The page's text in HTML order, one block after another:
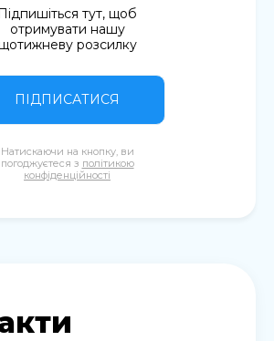
тут, щоб
отримувати нашу
розсилку
ПІДПИСАТИСЯ
Натискаючи на кнопку, ви
погоджуєтеся з політикою
конфіденційності